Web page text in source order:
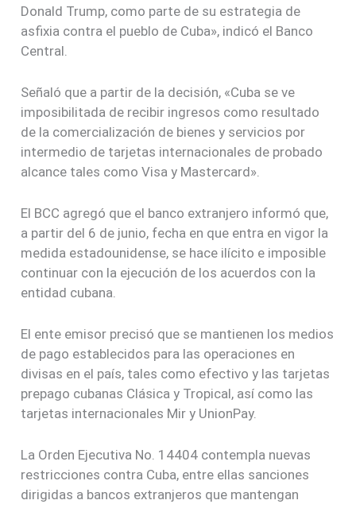
Donald Trump, como parte de su estrategia de
asfixia contra el pueblo de Cuba», indicó el Banco
Central.
Señaló que a partir de la decisión, «Cuba se ve
imposibilitada de recibir ingresos como resultado
de la comercialización de bienes y servicios por
intermedio de tarjetas internacionales de probado
alcance tales como Visa y Mastercard».
El BCC agregó que el banco extranjero informó que,
a partir del 6 de junio, fecha en que entra en vigor la
medida estadounidense, se hace ilícito e imposible
continuar con la ejecución de los acuerdos con la
entidad cubana.
El ente emisor precisó que se mantienen los medios
de pago establecidos para las operaciones en
divisas en el país, tales como efectivo y las tarjetas
prepago cubanas Clásica y Tropical, así como las
tarjetas internacionales Mir y UnionPay.
La Orden Ejecutiva No. 14404 contempla nuevas
restricciones contra Cuba, entre ellas sanciones
dirigidas a bancos extranjeros que mantengan